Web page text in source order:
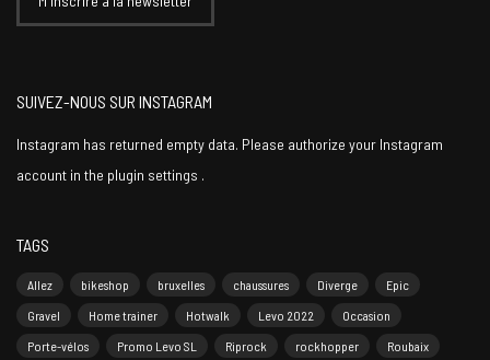
SUIVEZ-NOUS SUR INSTAGRAM
Instagram has returned empty data. Please authorize your Instagram
account in the plugin settings .
TAGS
Allez bikeshop bruxelles chaussures Diverge
Epic
Gravel
Home trainer Hotwalk Levo 2022
Occasion
Porte-vélos
Promo Levo SL Riprock rockhopper Roubaix